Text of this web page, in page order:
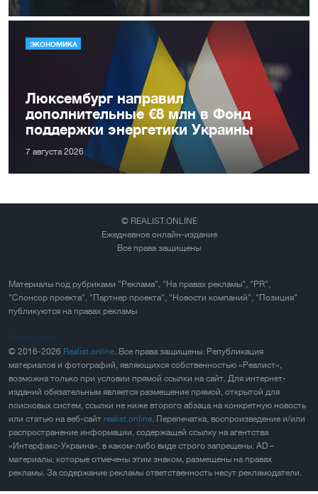
ЭКОНОМИКА
Люксембург направил
дополнительные €8 млн в Фонд
поддержки энергетики Украины
7 августа 2026
© REALIST.ONLINE
Ежедневное онлайн-издание
Все права защищены
Материалы под рубриками "Реклама", "На правах рекламы", "PR",
"Спонсор проекта", "Партнер проекта", "Новости компаний", "Позиция"
публикуются на правах рекламы
Карта сайта
© 2016-2026 Realist.online. Все права защищены. Републикация
материалов и фотографий, являющихся собственностью «Реалист»,
возможна только при условии прямой ссылки на сайт. Для интернет-
изданий обязательным является размещение прямой, открытой для
поисковых систем, ссылки не ниже второго абзаца на конкретную новость
или статью на веб-сайт realist.online. Перепечатка, воспроизведение и/или
распространение информации, содержащей ссылку на агентства
«Интерфакс-Украина», в каком-либо виде строго запрещены. AD –
материалы, которые отмечены этим знаком, размещены на правах
рекламы. За содержание рекламы ответственность несут рекламодатели.